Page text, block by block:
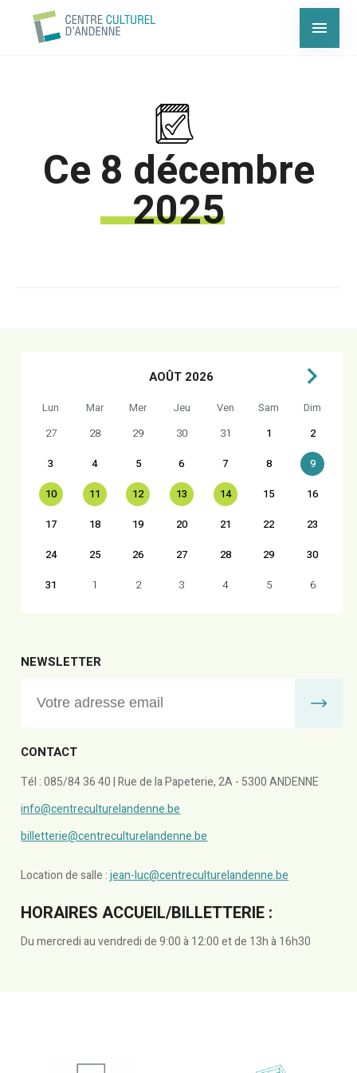
Ce 8 décembre
2025
AOÛT 2026
Lun Mar Mer Jeu Ven Sam
Dim
27
28 29 30 31 1
2
3
4 5 6 7 8
9
10
11 12 13 14 15
16
17
18 19 20 21 22
23
24
25 26 27 28 29
30
31
1 2 3 4 5 6
NEWSLETTER
CONTACT
Tél : 085/84 36 40 | Rue de la Papeterie, 2A - 5300 ANDENNE
info@centreculturelandenne.be
billetterie@centreculturelandenne.be
Location de salle :jean-luc@centreculturelandenne.be
HORAIRES ACCUEIL/BILLETTERIE :
Du mercredi au vendredi de 9:00 à 12:00 et de 13h à 16h30